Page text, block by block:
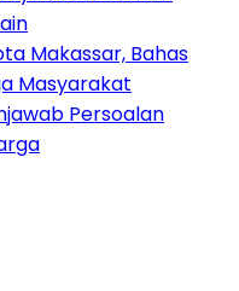
Makassar, Bahas
Masyarakat
Persoalan